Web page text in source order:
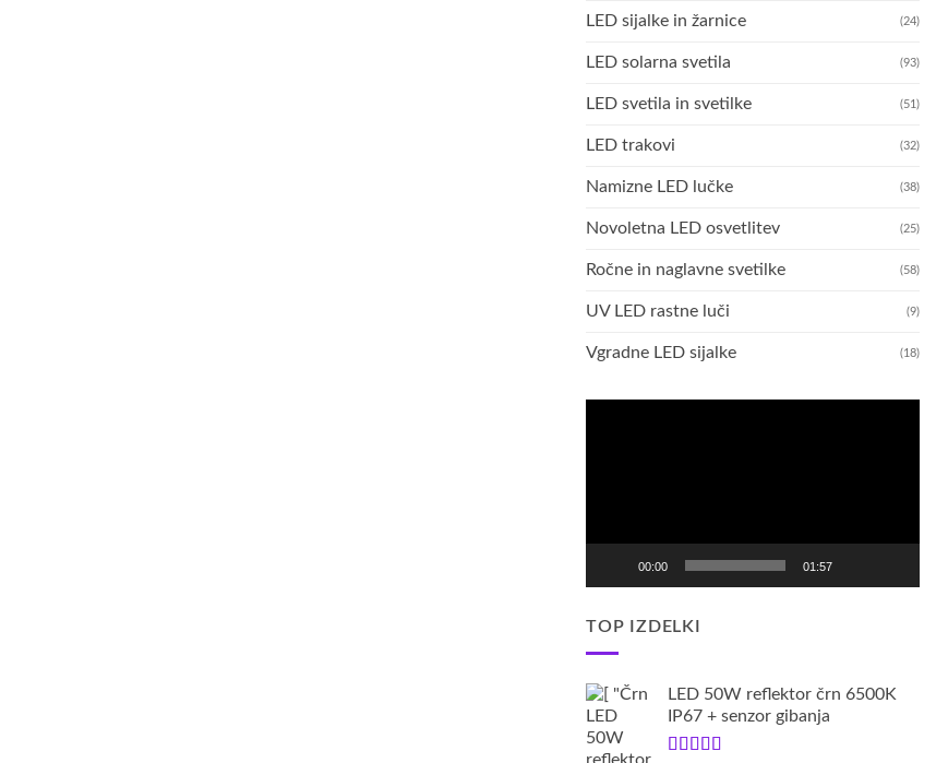
LED sijalke in žarnice (24)
LED solarna svetila (93)
LED svetila in svetilke (51)
LED trakovi (32)
Namizne LED lučke (38)
Novoletna LED osvetlitev (25)
Ročne in naglavne svetilke (58)
UV LED rastne luči (9)
Vgradne LED sijalke (18)
00:00 01:57
TOP IZDELKI
LED 50W reflektor črn 6500K
IP67 + senzor gibanja